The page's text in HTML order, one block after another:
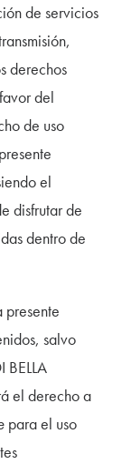
de servicios
derechos
del
de uso
el
disfrutar de
dentro de
salvo
el derecho a
para el uso